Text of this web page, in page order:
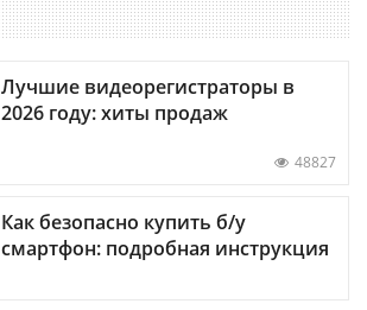
Лучшие видеорегистраторы в
2026 году: хиты продаж
48827
Как безопасно купить б/у
смартфон: подробная инструкция